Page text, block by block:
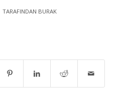
TARAFINDAN BURAK